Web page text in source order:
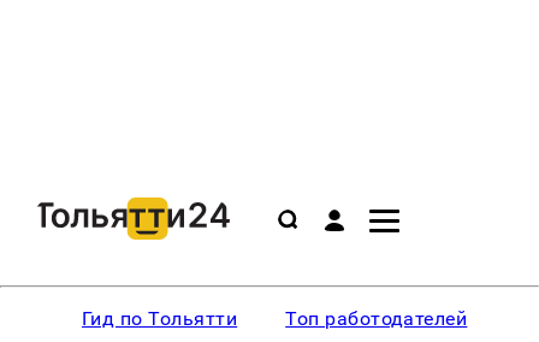
Гид по Тольятти Топ работодателей